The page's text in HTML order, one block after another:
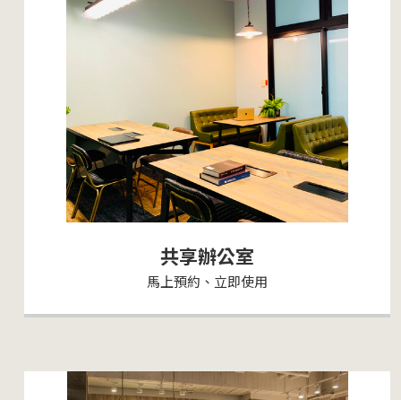
共享辦公室
馬上預約、立即使用